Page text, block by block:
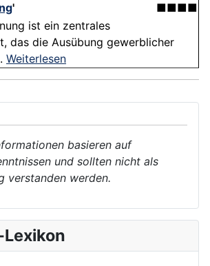
'
■■■■
ist ein zentrales
das die Ausübung gewerblicher
Weiterlesen
basieren auf
und sollten nicht als
verstanden werden.